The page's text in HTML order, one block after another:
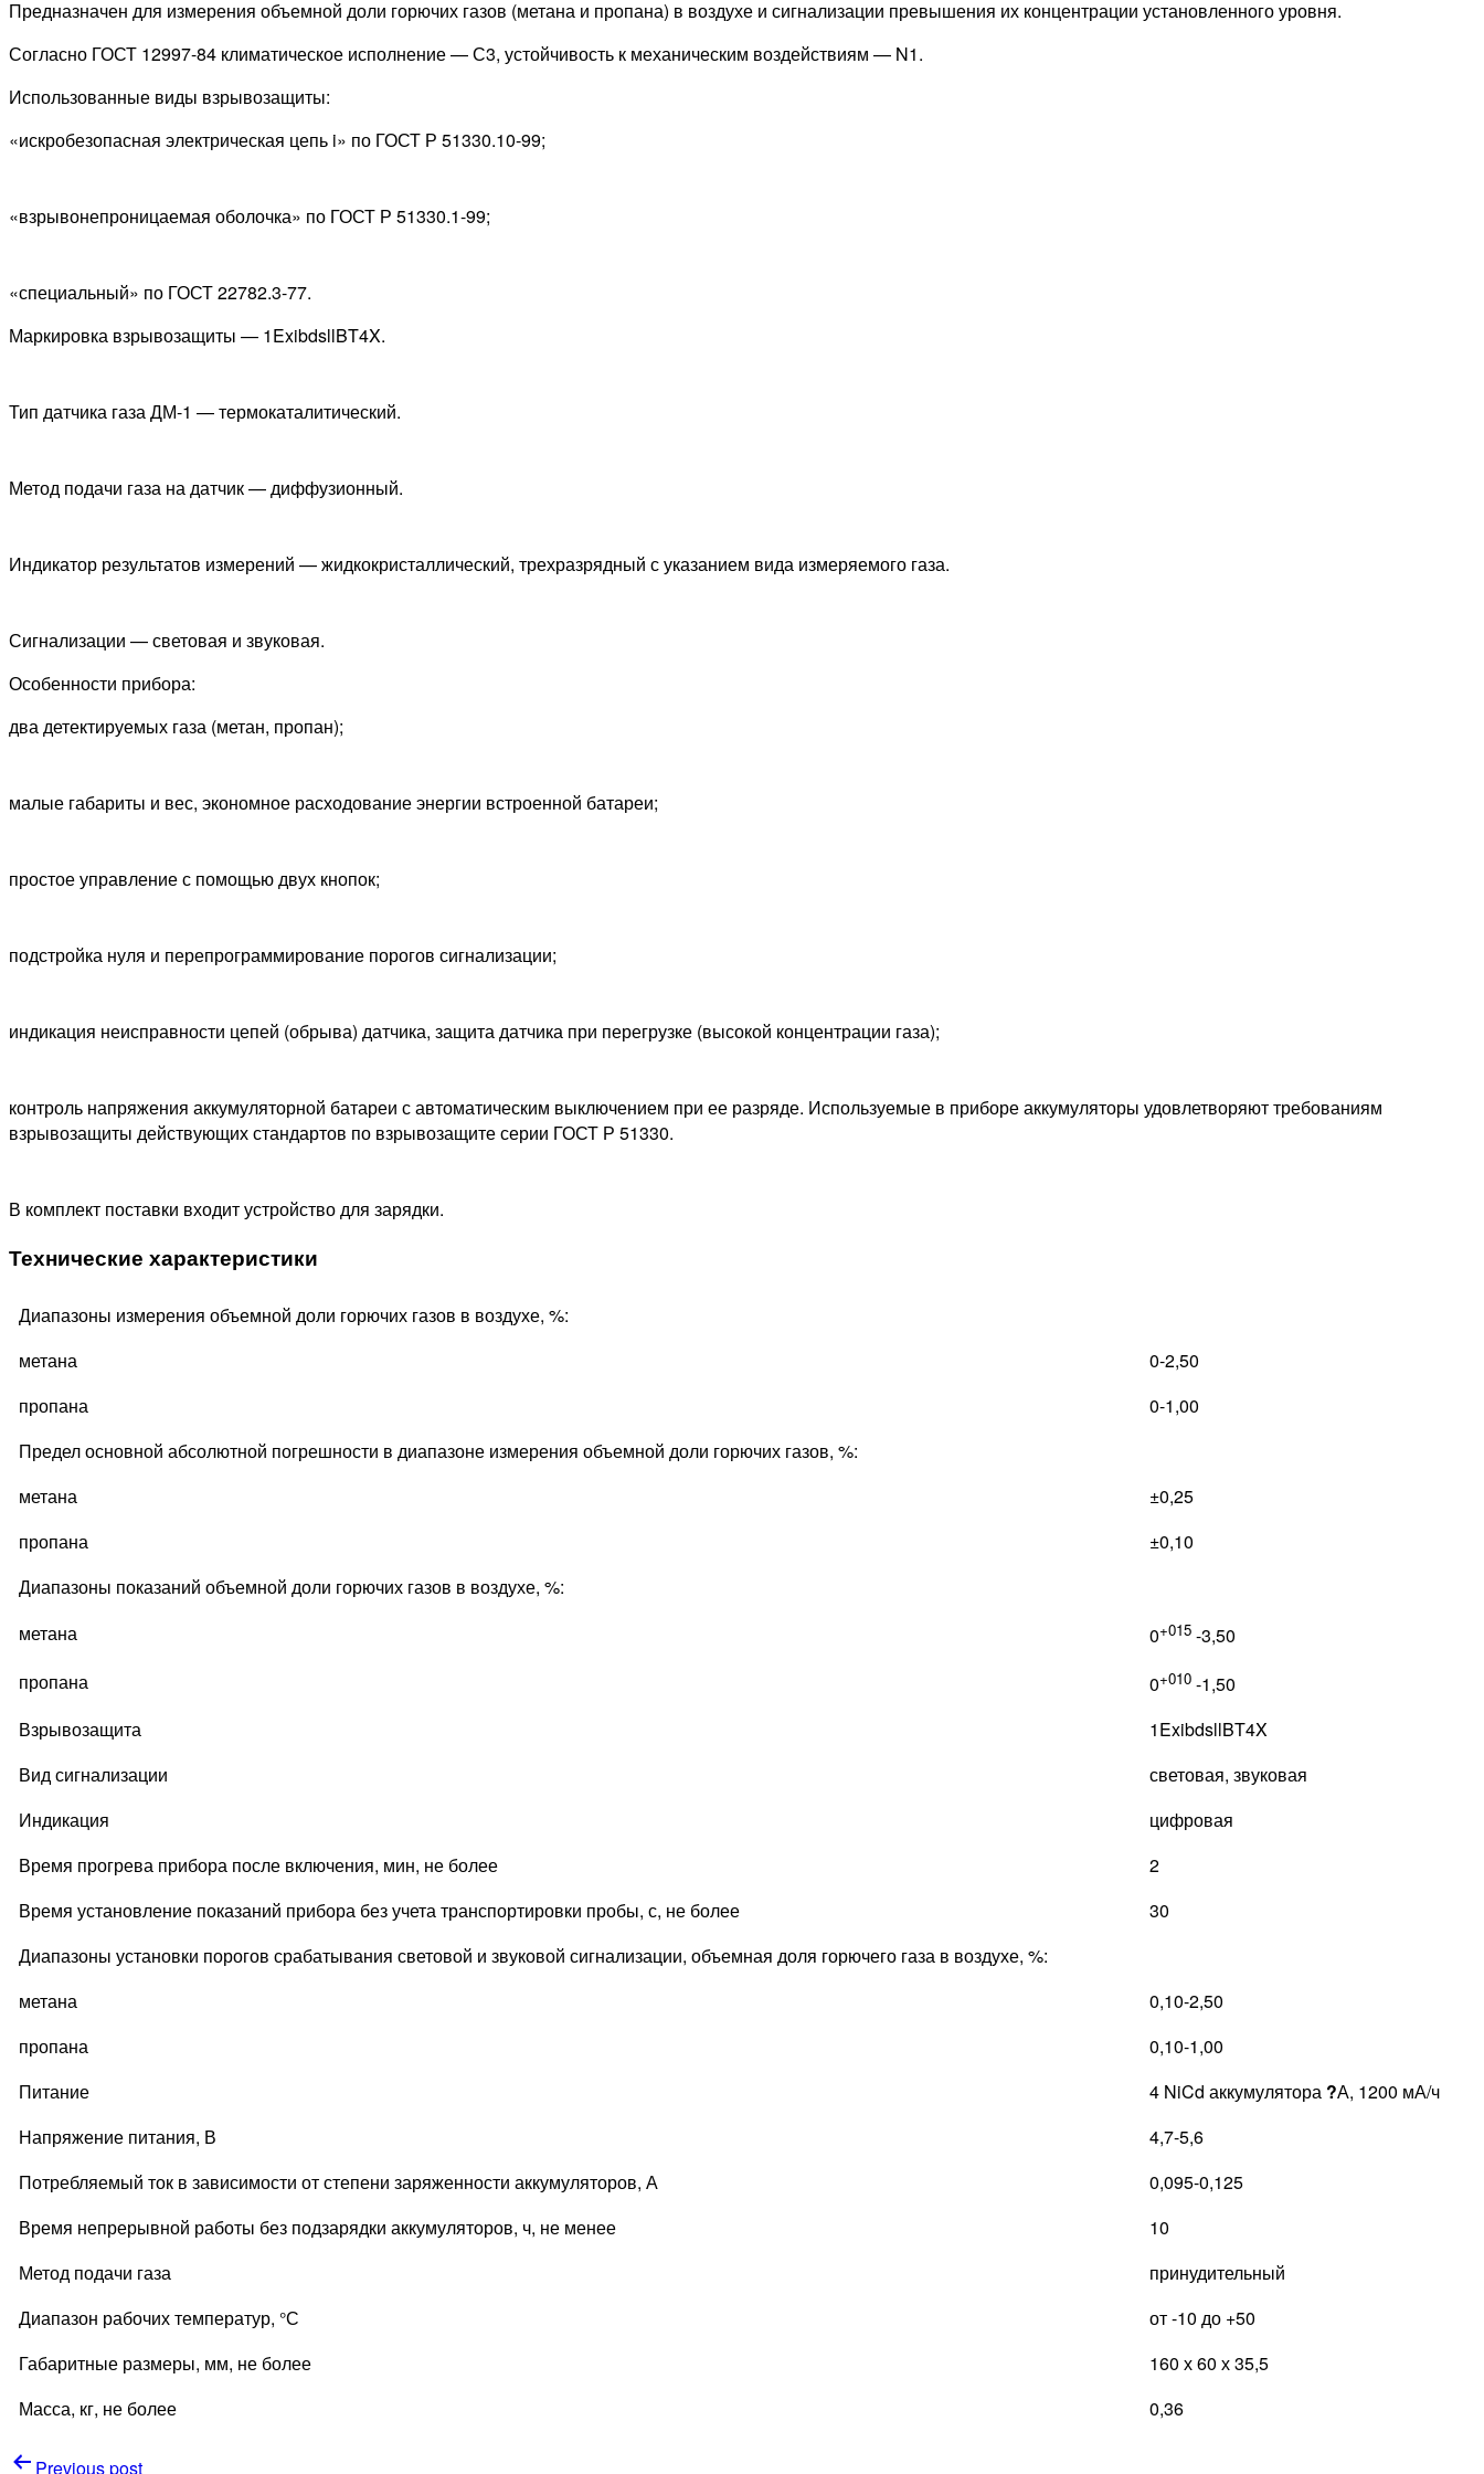
Предназначен для измерения объемной доли горючих газов (метана и пропана) в воздухе и сигнализации превышения их концентрации установленного уровня.
Согласно ГОСТ 12997-84 климатическое исполнение — С3, устойчивость к механическим воздействиям — N1.
Использованные виды взрывозащиты:
«искробезопасная электрическая цепь i» по ГОСТ Р 51330.10-99;
«взрывонепроницаемая оболочка» по ГОСТ Р 51330.1-99;
«специальный» по ГОСТ 22782.3-77.
Маркировка взрывозащиты — 1ExibdsllBT4X.
Тип датчика газа ДМ-1 — термокаталитический.
Метод подачи газа на датчик — диффузионный.
Индикатор результатов измерений — жидкокристаллический, трехразрядный с указанием вида измеряемого газа.
Сигнализации — световая и звуковая.
Особенности прибора:
два детектируемых газа (метан, пропан);
малые габариты и вес, экономное расходование энергии встроенной батареи;
простое управление с помощью двух кнопок;
подстройка нуля и перепрограммирование порогов сигнализации;
индикация неисправности цепей (обрыва) датчика, защита датчика при перегрузке (высокой концентрации газа);
контроль напряжения аккумуляторной батареи с автоматическим выключением при ее разряде. Используемые в приборе аккумуляторы удовлетворяют требованиям
взрывозащиты действующих стандартов по взрывозащите серии ГОСТ Р 51330.
В комплект поставки входит устройство для зарядки.
Технические характеристики
Диапазоны измерения объемной доли горючих газов в воздухе, %:
метана
0-2,50
пропана
0-1,00
Предел основной абсолютной погрешности в диапазоне измерения объемной доли горючих газов, %:
метана
±0,25
пропана
±0,10
Диапазоны показаний объемной доли горючих газов в воздухе, %:
метана
0+015 -3,50
пропана
0+010 -1,50
Взрывозащита
1ExibdsllBT4X
Вид сигнализации
световая, звуковая
Индикация
цифровая
Время прогрева прибора после включения, мин, не более
2
Время установление показаний прибора без учета транспортировки пробы, с, не более
30
Диапазоны установки порогов срабатывания световой и звуковой сигнализации, объемная доля горючего газа в воздухе, %:
метана
0,10-2,50
пропана
0,10-1,00
Питание
4 NiCd аккумулятора ?А, 1200 мА/ч
Напряжение питания, В
4,7-5,6
Потребляемый ток в зависимости от степени заряженности аккумуляторов, А
0,095-0,125
Время непрерывной работы без подзарядки аккумуляторов, ч, не менее
10
Метод подачи газа
принудительный
Диапазон рабочих температур, °С
от -10 до +50
Габаритные размеры, мм, не более
160 х 60 х 35,5
Масса, кг, не более
0,36
Previous post